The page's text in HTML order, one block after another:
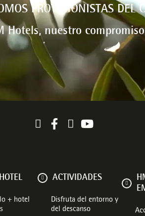
PROTAGONISTAS DEL
Hotels, nuestro
+ hotel
ACTIVIDADES
Disfruta del entorno y
del descanso